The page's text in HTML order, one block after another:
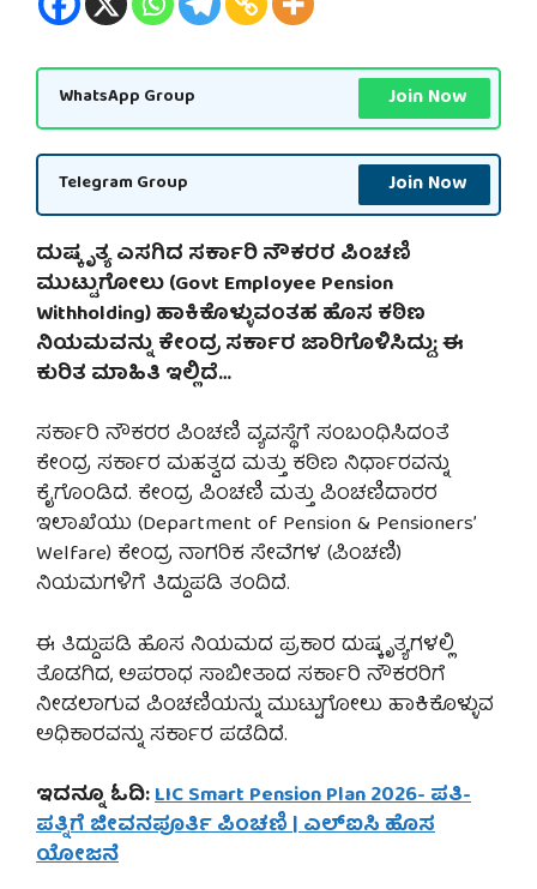
WhatsApp Group Join Now
Telegram Group Join Now
ದುಷ್ಕೃತ್ಯ ಎಸಗಿದ ಸರ್ಕಾರಿ ನೌಕರರ ಪಿಂಚಣಿ
ಮುಟ್ಟುಗೋಲು (Govt Employee Pension
Withholding) ಹಾಕಿಕೊಳ್ಳುವಂತಹ ಹೊಸ ಕಠಿಣ
ನಿಯಮವನ್ನು ಕೇಂದ್ರ ಸರ್ಕಾರ ಜಾರಿಗೊಳಿಸಿದ್ದು; ಈ
ಕುರಿತ ಮಾಹಿತಿ ಇಲ್ಲಿದೆ…
ಸರ್ಕಾರಿ ನೌಕರರ ಪಿಂಚಣಿ ವ್ಯವಸ್ಥೆಗೆ ಸಂಬಂಧಿಸಿದಂತೆ
ಕೇಂದ್ರ ಸರ್ಕಾರ ಮಹತ್ವದ ಮತ್ತು ಕಠಿಣ ನಿರ್ಧಾರವನ್ನು
ಕೈಗೊಂಡಿದೆ. ಕೇಂದ್ರ ಪಿಂಚಣಿ ಮತ್ತು ಪಿಂಚಣಿದಾರರ
ಇಲಾಖೆಯು (Department of Pension & Pensioners’
Welfare) ಕೇಂದ್ರ ನಾಗರಿಕ ಸೇವೆಗಳ (ಪಿಂಚಣಿ)
ನಿಯಮಗಳಿಗೆ ತಿದ್ದುಪಡಿ ತಂದಿದೆ.
ಈ ತಿದ್ದುಪಡಿ ಹೊಸ ನಿಯಮದ ಪ್ರಕಾರ ದುಷ್ಕೃತ್ಯಗಳಲ್ಲಿ
ತೊಡಗಿದ, ಅಪರಾಧ ಸಾಬೀತಾದ ಸರ್ಕಾರಿ ನೌಕರರಿಗೆ
ನೀಡಲಾಗುವ ಪಿಂಚಣಿಯನ್ನು ಮುಟ್ಟುಗೋಲು ಹಾಕಿಕೊಳ್ಳುವ
ಅಧಿಕಾರವನ್ನು ಸರ್ಕಾರ ಪಡೆದಿದೆ.
ಇದನ್ನೂ ಓದಿ:LIC Smart Pension Plan 2026- ಪತಿ-
ಪತ್ನಿಗೆ ಜೀವನಪೂರ್ತಿ ಪಿಂಚಣಿ | ಎಲ್‌ಐಸಿ ಹೊಸ
ಯೋಜನೆ